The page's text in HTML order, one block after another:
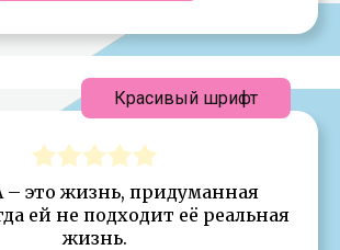
– это жизнь, придуманная
ей не подходит её реальная
жизнь.
Красивый шрифт